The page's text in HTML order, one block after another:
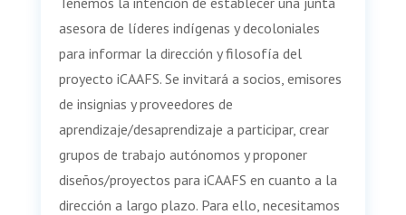
asesora de líderes indígenas y decoloniales
para informar la dirección y filosofía del
proyecto iCAAFS. Se invitará a socios, emisores
de insignias y proveedores de
aprendizaje/desaprendizaje a participar, crear
grupos de trabajo autónomos y proponer
diseños/proyectos para iCAAFS en cuanto a la
dirección a largo plazo. Para ello, necesitamos